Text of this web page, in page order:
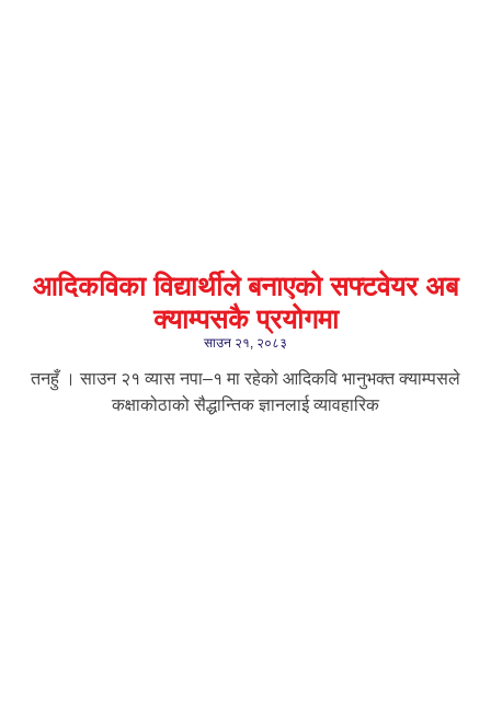
आदिकविका विद्यार्थीले बनाएको सफ्टवेयर अब
क्याम्पसकै प्रयोगमा
साउन २१, २०८३
तनहुँ । साउन २१ व्यास नपा–१ मा रहेको आदिकवि भानुभक्त क्याम्पसले
कक्षाकोठाको सैद्धान्तिक ज्ञानलाई व्यावहारिक